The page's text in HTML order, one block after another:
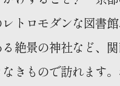
トロモダンな図書
絶景の神社など、
きもので訪れます